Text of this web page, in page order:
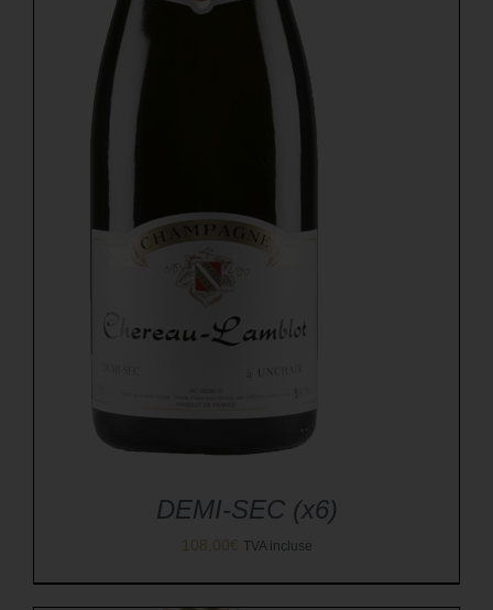
DEMI-SEC (x6)
108,00€ TVA incluse